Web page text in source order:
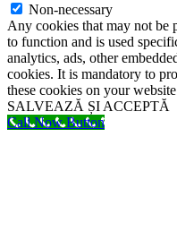
Non-necessary
Any cookies that may not be
to function and is used
analytics, ads, other
cookies. It is mandatory to
these cookies on your
SALVEAZĂ ȘI ACCEPTĂ
Call Now Button